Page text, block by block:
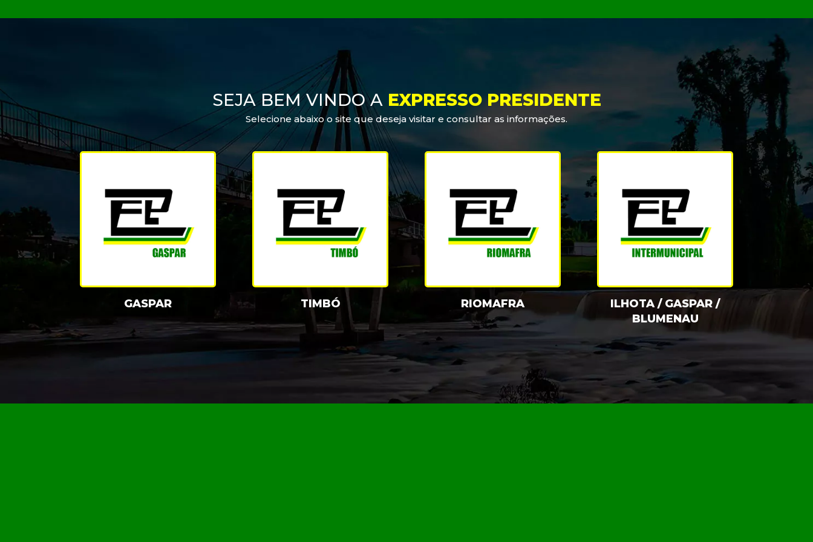
SEJA BEM VINDO A EXPRESSO PRESIDENTE
Selecione abaixo o site que deseja visitar e consultar as informações.
GASPAR TIMBÓ RIOMAFRA
ILHOTA / GASPAR /
BLUMENAU